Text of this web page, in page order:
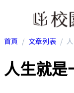
首頁 文章列表
人生就是